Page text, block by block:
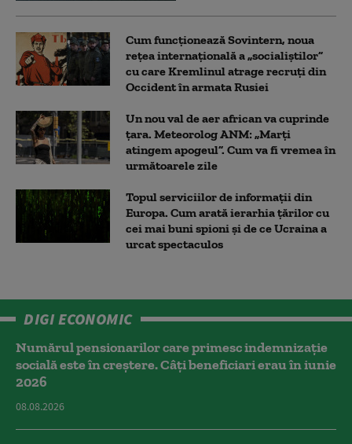
Cum funcționează Sovintern, noua
rețea internațională a „socialiștilor”
cu care Kremlinul atrage recruți din
Occident în armata Rusiei
Un nou val de aer african va cuprinde
țara. Meteorolog ANM: „Marți
atingem apogeul”. Cum va fi vremea în
următoarele zile
Topul serviciilor de informații din
Europa. Cum arată ierarhia țărilor cu
cei mai buni spioni și de ce Ucraina a
urcat spectaculos
DIGI ECONOMIC
Numărul pensionarilor care primesc indemnizaţie
socială este în creștere. Câți beneficiari erau în iunie
2026
08.08.2026